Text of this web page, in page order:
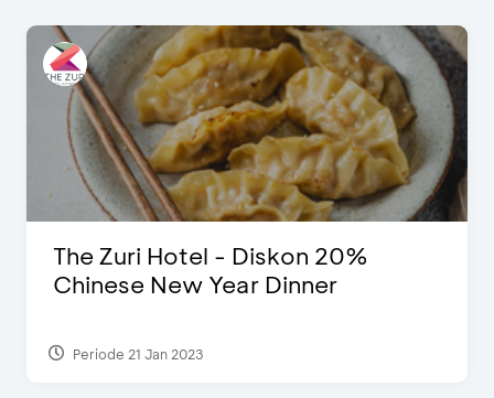
The Zuri Hotel - Diskon 20%
Chinese New Year Dinner
Periode 21 Jan 2023